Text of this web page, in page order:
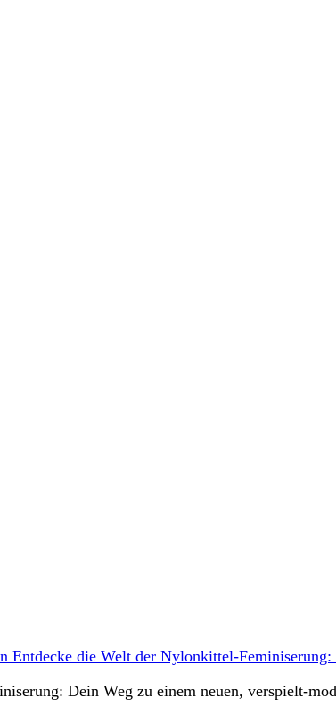
Entdecke die Welt der Nylonkittel-
Dein Weg zu⁣ einem⁣ neuen, verspielt-